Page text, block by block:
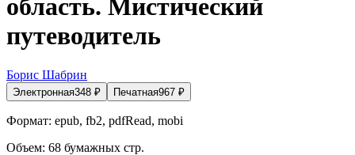
область. Мистический
путеводитель
Борис Шабрин
Электронная348 ₽ Печатная967 ₽
Формат: epub, fb2, pdfRead, mobi
Объем: 68 бумажных стр.